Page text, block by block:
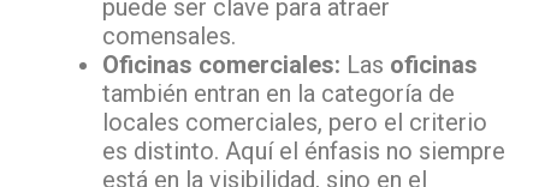
puede ser clave para atraer
comensales.
Oficinas comerciales: Las oficinas
también entran en la categoría de
locales comerciales, pero el criterio
es distinto. Aquí el énfasis no siempre
está en la visibilidad, sino en el